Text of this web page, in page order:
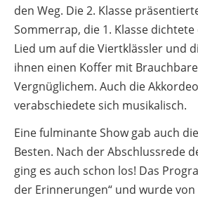
den Weg. Die 2. Klasse
Sommerrap, die 1. Klasse
Lied um auf die Viertklässler und
ihnen einen Koffer mit
Vergnüglichem. Auch die
verabschiedete sich musikalisch.
Eine fulminante Show gab auch
Besten. Nach der Abschlussrede
ging es auch schon los! Das
der Erinnerungen“ und wurde von